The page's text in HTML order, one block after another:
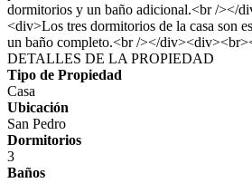
dormitorios y un baño adicional.<br /></
<div>Los tres dormitorios de la casa son
un baño completo.<br /></
DETALLES DE LA PROPIEDAD
Tipo de Propiedad
Casa
Ubicación
San Pedro
Dormitorios
3
Baños